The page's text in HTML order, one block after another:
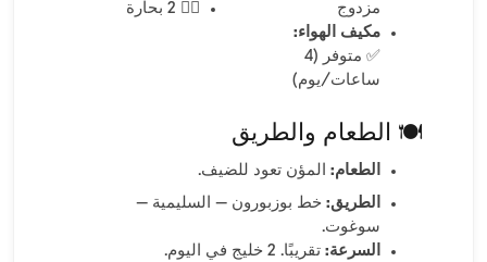
مزدوج
مكيف الهواء:
✅ متوفر (4
ساعات/يوم)
🧑‍✈️ 2 بحارة
🍽️ الطعام والطريق
الطعام: المؤن تعود للضيف.
الطريق: خط بوزبورون – السليمية –
سوغوت.
السرعة: تقريبًا. 2 خليج في اليوم.